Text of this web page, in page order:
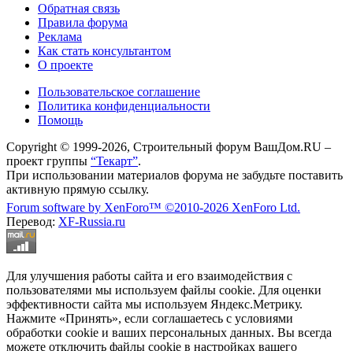
Обратная связь
Правила форума
Реклама
Как стать консультантом
О проекте
Пользовательское соглашение
Политика конфиденциальности
Помощь
Copyright © 1999-2026, Строительный форум ВашДом.RU –
проект группы “Текарт”.
При использовании материалов форума не забудьте поставить
активную прямую ссылку.
Forum software by XenForo™ ©2010-2026 XenForo Ltd.
Перевод: XF-Russia.ru
Для улучшения работы сайта и его взаимодействия с
пользователями мы используем файлы cookie. Для оценки
эффективности сайта мы используем Яндекс.Метрику.
Нажмите «Принять», если соглашаетесь с условиями
обработки cookie и ваших персональных данных. Вы всегда
можете отключить файлы cookie в настройках вашего